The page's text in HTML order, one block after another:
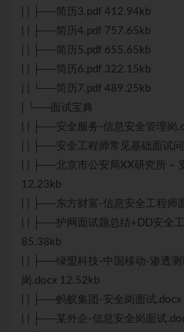
| | ├──简历3.pdf 412.94kb
| | ├──简历4.pdf 757.65kb
| | ├──简历5.pdf 655.65kb
| | ├──简历6.pdf 322.15kb
| | └──简历7.pdf 489.25kb
| └──面试宝典
| | ├──安全服务-信息安全管理岗
| | ├──安全工程师常见基础面试
| | ├──北京市公安局XX研究所 –
12.23kb
| | ├──东方财富-信息安全工程师
| | ├──护网面试题总结+DD安全
85.38kb
| | ├──绿盟科技-中国移动-渗透
岗.docx 12.52kb
| | ├──蚂蚁集团-安全岗面试
| | ├──某外企-信息安全岗面试